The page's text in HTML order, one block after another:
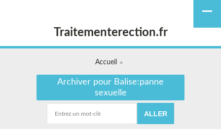
Traitementerection.fr
Accueil
Archiver pour Balise:panne
sexuelle